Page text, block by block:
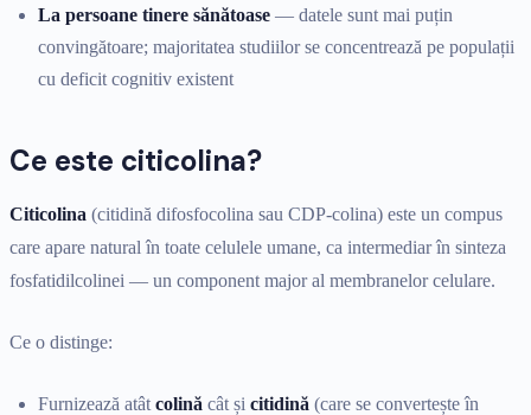
La persoane tinere sănătoase — datele sunt mai puțin
convingătoare; majoritatea studiilor se concentrează pe populații
cu deficit cognitiv existent
Ce este citicolina?
Citicolina (citidină difosfocolina sau CDP-colina) este un compus
care apare natural în toate celulele umane, ca intermediar în sinteza
fosfatidilcolinei — un component major al membranelor celulare.
Ce o distinge:
Furnizează atât colină cât și citidină (care se convertește în